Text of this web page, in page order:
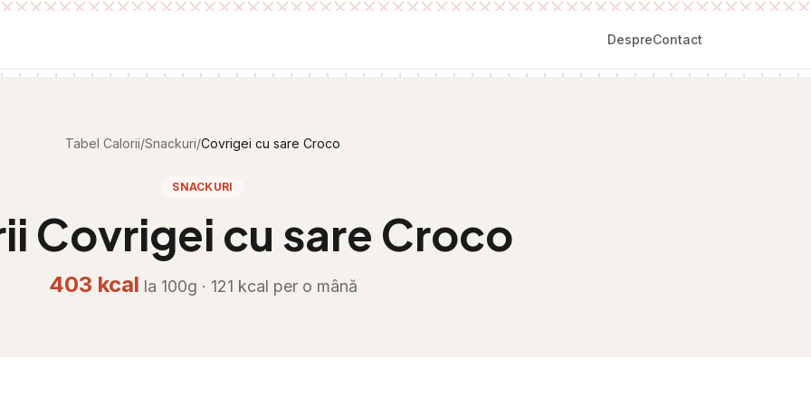
DespreContact
Tabel Calorii/Snackuri/Covrigei cu sare Croco
SNACKURI
Covrigei cu sare Croco
403 kcal la 100g · 121 kcal per o mână